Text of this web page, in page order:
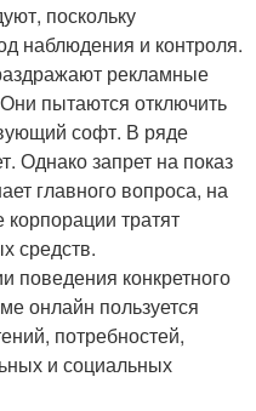
поскольку
наблюдения и контроля.
рекламные
пытаются отключить
софт. В ряде
Однако запрет на показ
главного вопроса, на
тратят
средств.
поведения конкретного
онлайн пользуется
потребностей,
и социальных